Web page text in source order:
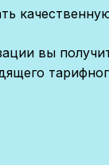
вы